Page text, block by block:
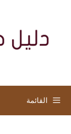
القائمة